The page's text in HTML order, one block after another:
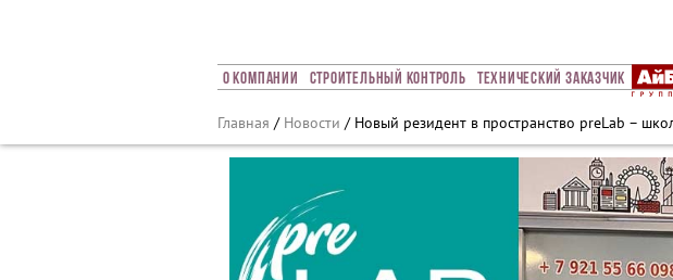
О Компании Строительный Контроль Технический Заказчик
Главная / Новости / Новый резидент в пространство preLab –